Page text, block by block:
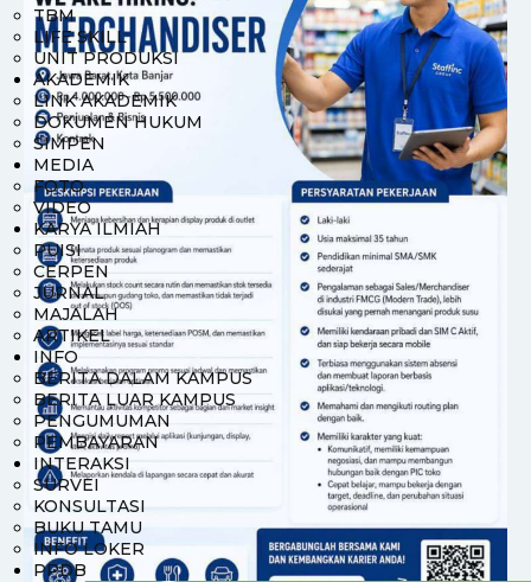
TBM
LIFE SKILL
UNIT PRODUKSI
AKADEMIK
LINK AKADEMIK
DOKUMEN HUKUM
SIMPEN
MEDIA
FOTO
VIDEO
KARYA ILMIAH
PUISI
CERPEN
JURNAL
MAJALAH
ARTIKEL
INFO
BERITA DALAM KAMPUS
BERITA LUAR KAMPUS
PENGUMUMAN
PEMBAYARAN
INTERAKSI
SURVEI
KONSULTASI
BUKU TAMU
INFO LOKER
PPDB